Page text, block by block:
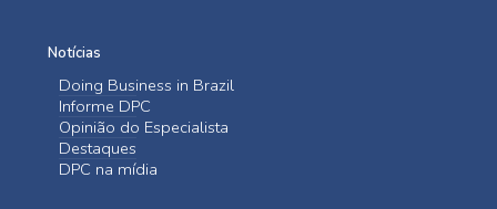
Notícias
Doing Business in Brazil
Informe DPC
Opinião do Especialista
Destaques
DPC na mídia